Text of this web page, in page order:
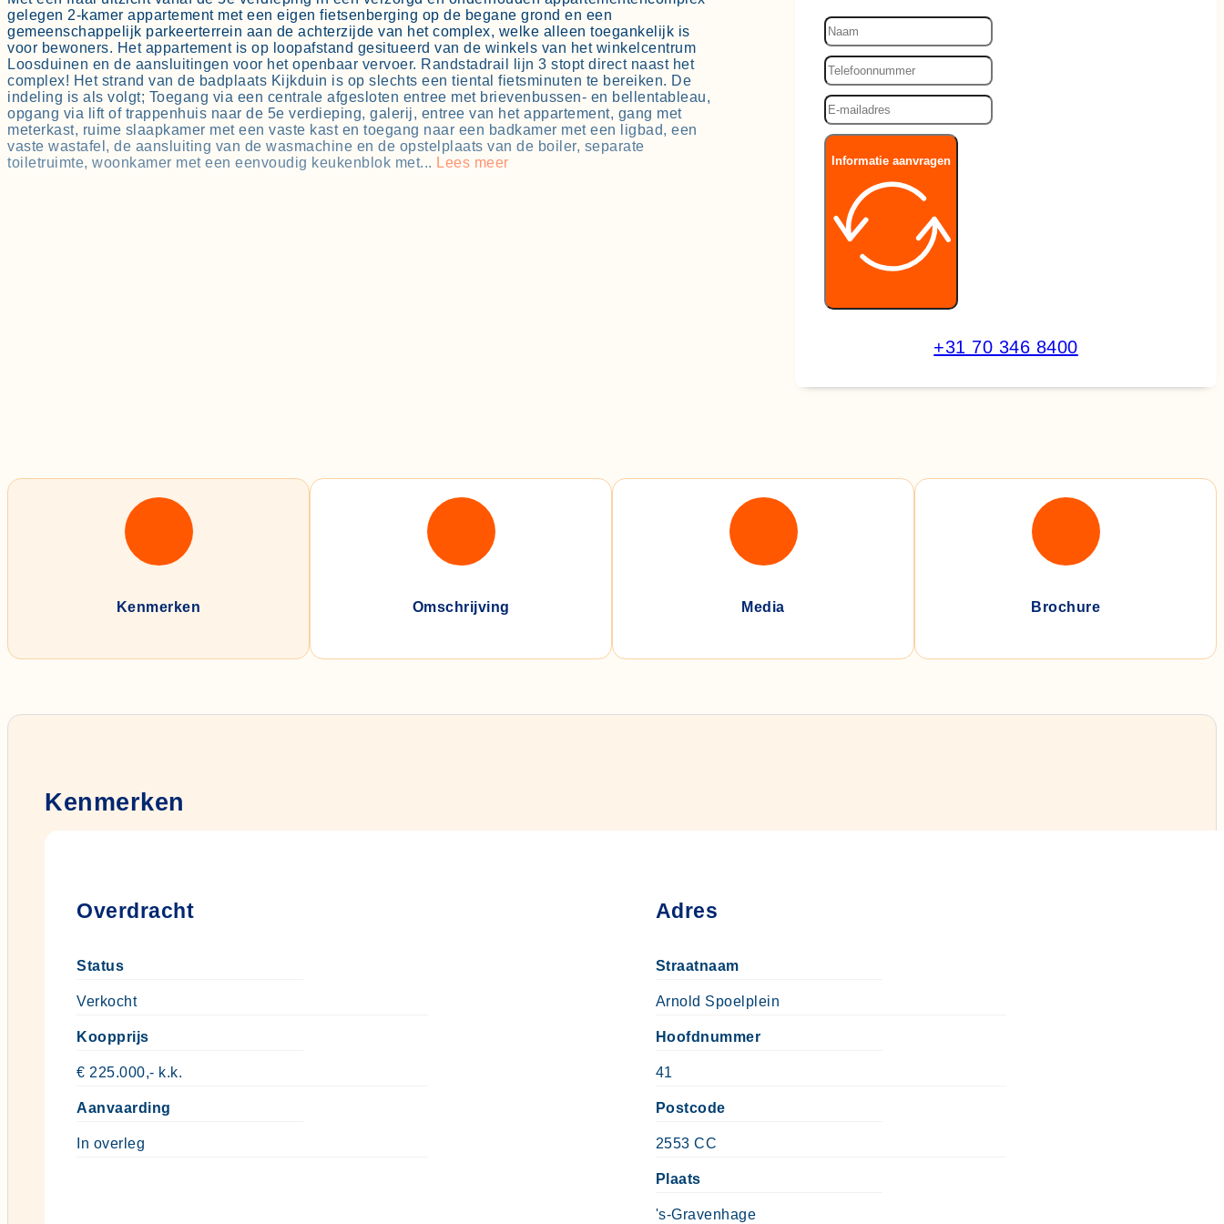
gelegen 2-kamer appartement met een eigen fietsenberging op de begane grond en een
gemeenschappelijk parkeerterrein aan de achterzijde van het complex, welke alleen toegankelijk is
voor bewoners. Het appartement is op loopafstand gesitueerd van de winkels van het winkelcentrum
Loosduinen en de aansluitingen voor het openbaar vervoer. Randstadrail lijn 3 stopt direct naast het
complex! Het strand van de badplaats Kijkduin is op slechts een tiental fietsminuten te bereiken. De
indeling is als volgt; Toegang via een centrale afgesloten entree met brievenbussen- en bellentableau,
opgang via lift of trappenhuis naar de 5e verdieping, galerij, entree van het appartement, gang met
meterkast, ruime slaapkamer met een vaste kast en toegang naar een badkamer met een ligbad, een
vaste wastafel, de aansluiting van de wasmachine en de opstelplaats van de boiler, separate
toiletruimte, woonkamer met een eenvoudig keukenblok met... Lees meer Informatie aanvragen
+31 70 346 8400
Kenmerken Omschrijving Media Brochure
Kenmerken
Overdracht
Status
Verkocht
Koopprijs
€ 225.000,- k.k.
Aanvaarding
In overleg
Adres
Straatnaam
Arnold Spoelplein
Hoofdnummer
41
Postcode
2553 CC
Plaats
's-Gravenhage